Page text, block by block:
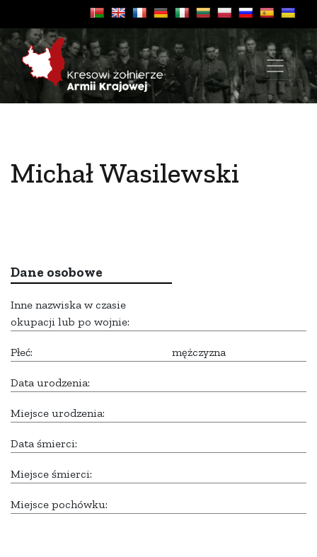
Michał Wasilewski
Dane osobowe
Inne nazwiska w czasie
okupacji lub po wojnie:
Płeć: mężczyzna
Data urodzenia:
Miejsce urodzenia:
Data śmierci:
Miejsce śmierci:
Miejsce pochówku: